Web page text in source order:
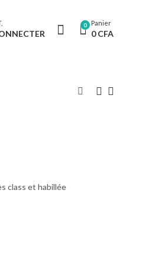
0 Panier
0CFA
class et habillée